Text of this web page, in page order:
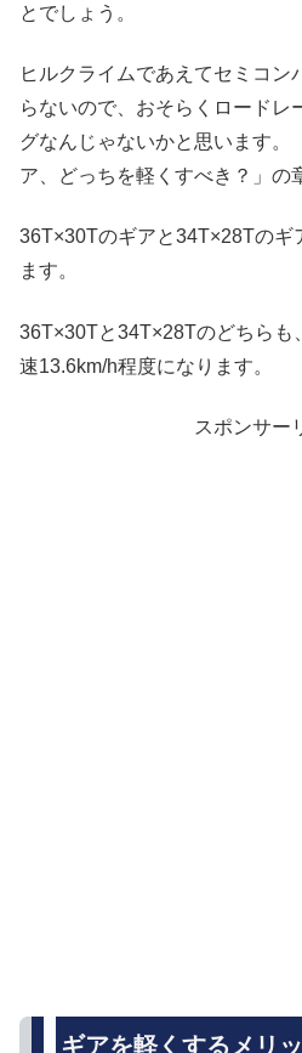
とでしょう。
ヒルクライムであえてセミコン
らないので、おそらくロードレ
グなんじゃないかと思います。
ア、どっちを軽くすべき？」の
36T×30Tのギアと34T×28Tのギ
ます。
36T×30Tと34T×28Tのどちらも
速13.6km/h程度になります。
スポンサー
ギアを軽くするメリ